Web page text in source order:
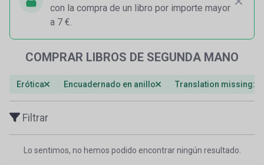
con la compra de un libro por importe mayor
a 7 €.
COMPRAR LIBROS DE SEGUNDA MANO
Erótica Encuadernado en anillo Translation missing:
Filtrar
Lo sentimos, no hemos podido encontrar ningún resultado.